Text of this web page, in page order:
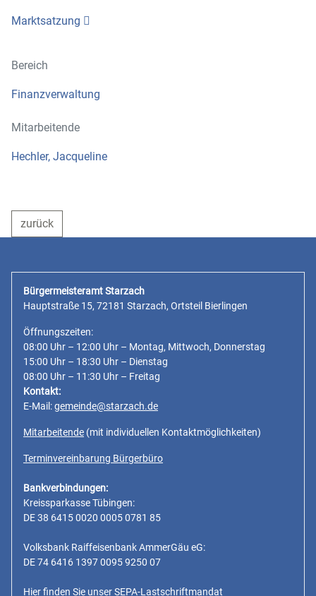
Marktsatzung
Bereich
Finanzverwaltung
Mitarbeitende
Hechler, Jacqueline
zurück
Bürgermeisteramt Starzach
Hauptstraße 15, 72181 Starzach, Ortsteil Bierlingen
Öffnungszeiten:
08:00 Uhr – 12:00 Uhr – Montag, Mittwoch, Donnerstag
15:00 Uhr – 18:30 Uhr – Dienstag
08:00 Uhr – 11:30 Uhr – Freitag
Kontakt:
E-Mail:gemeinde@starzach.de
Mitarbeitende (mit individuellen Kontaktmöglichkeiten)
Terminvereinbarung Bürgerbüro
Bankverbindungen:
Kreissparkasse Tübingen:
DE 38 6415 0020 0005 0781 85
Volksbank Raiffeisenbank AmmerGäu eG:
DE 74 6416 1397 0095 9250 07
Hier finden Sie unser SEPA-Lastschriftmandat